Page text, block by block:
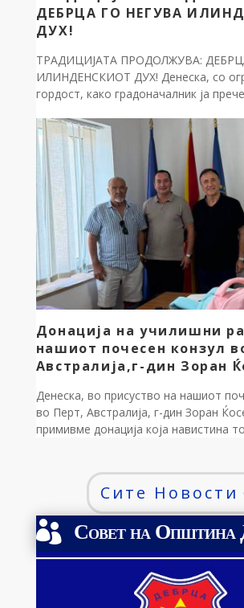
ДЕБРЦА ГО НЕГУВА
ДУХ!
ТРАДИЦИЈАТА ПРОДОЛЖУВА:
ИЛИНДЕНСКИОТ ДУХ! Денеска, со
гордост, како градоначалник ја
Сливово. Оттука, заедно со
продолживме кон селото Лактиње.
длабока почит кон нашите предци и
историјата се бореа за слободна
положивме свежо цвеќе на спомен-
Донација на училишни
нашиот почесен конзул
Австралија,г-дин Зоран
Денеска, во присуство на нашиот
во Перт, Австралија, г-дин Зоран
примивме донација која навистина
прибор за успешен старт на нивната
животна авантура! Ова е дело на г-
Капинков, наш иселеник по потекло
Цапари […]
Сите Новости
 Совет на Општина